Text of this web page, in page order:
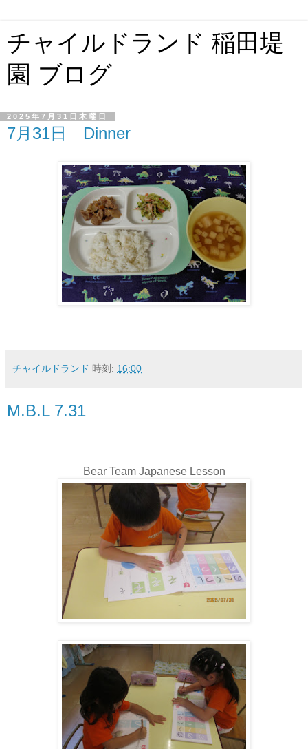
チャイルドランド 稲田堤
園 ブログ
2025年7月31日木曜日
7月31日 Dinner
チャイルドランド 時刻: 16:00
M.B.L 7.31
Bear Team Japanese Lesson